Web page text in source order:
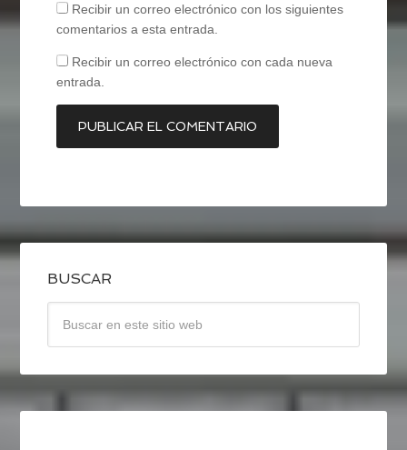
Recibir un correo electrónico con los siguientes
comentarios a esta entrada.
Recibir un correo electrónico con cada nueva
entrada.
BUSCAR